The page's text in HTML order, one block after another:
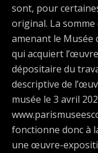
sont, pour
original. La
amenant le Musée
qui acquiert
dépositaire du
descriptive de
musée le 3 avril
fonctionne donc à
une œuvre-